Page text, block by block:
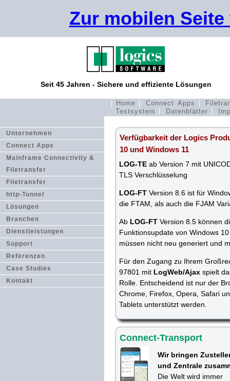
Zur mobilen
Seit 45 Jahren - Sichere und effiziente Lösungen
Home Connect Apps
Testsystem
Datenblätter
Unternehmen
Connect Apps
Mainframe Connectivity &
Filetransfer
Filetransfer
http-Tunnel
Lösungen
Branchen
Dienstleistungen
Support
Referenzen
Case Studies
Kontakt
Verfügbarkeit der Logics
10 und Windows 11
LOG-TE ab Version 7 mit
TLS Verschlüsselung
LOG-FT Version 8.6 ist für
die FTAM, als auch die FJAM
Ab LOG-FT Version 8.5 können
Funktionsupdate von Windows
müssen nicht neu generiert und
Für den Zugang zu Ihrem
97801 mit LogWeb/Ajax spielt
Rolle. Entscheidend ist nur der
Chrome, Firefox, Opera, Safari
Tablets unterstützt werden.
Connect-Transport
Wir bringen
und Zentrale
Die Welt wird immer